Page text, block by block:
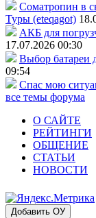
Соматропин в
Туры (eteqagot)
АКБ для
17.07.2026 00:30
Выбор батареи
09:54
Спас мою
все темы форума
О САЙТЕ
РЕЙТИНГИ
ОБЩЕНИЕ
СТАТЬИ
НОВОСТИ
Добавить ОУ